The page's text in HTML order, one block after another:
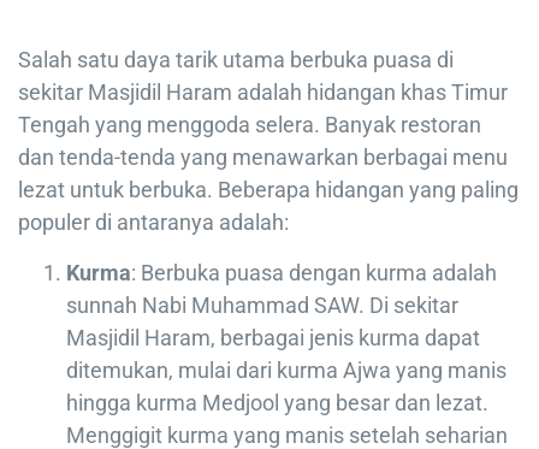
Salah satu daya tarik utama berbuka puasa di
sekitar Masjidil Haram adalah hidangan khas Timur
Tengah yang menggoda selera. Banyak restoran
dan tenda-tenda yang menawarkan berbagai menu
lezat untuk berbuka. Beberapa hidangan yang paling
populer di antaranya adalah:
Kurma: Berbuka puasa dengan kurma adalah
sunnah Nabi Muhammad SAW. Di sekitar
Masjidil Haram, berbagai jenis kurma dapat
ditemukan, mulai dari kurma Ajwa yang manis
hingga kurma Medjool yang besar dan lezat.
Menggigit kurma yang manis setelah seharian